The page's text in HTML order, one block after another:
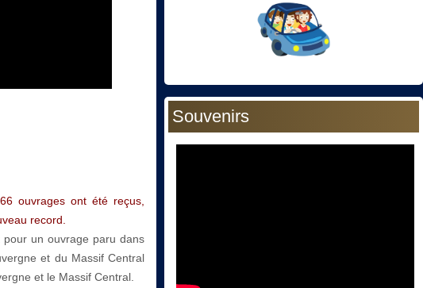
ouvrages ont été reçus,
record.
un ouvrage paru dans
et du Massif Central
et le Massif Central.
Souvenirs